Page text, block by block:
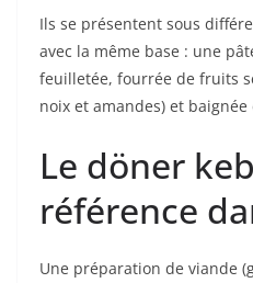
Ils se présentent sous
avec la même base : une
feuilletée, fourrée de fruits
noix et amandes) et
Le döner
référence
Une préparation de viande